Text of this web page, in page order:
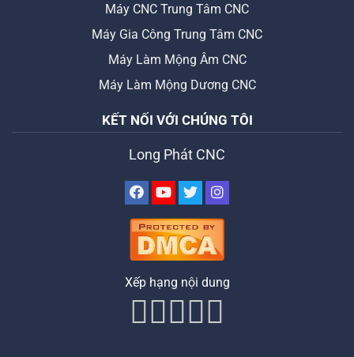
Máy CNC Trung Tâm CNC
Máy Gia Công Trung Tâm CNC
Máy Làm Mộng Âm CNC
Máy Làm Mộng Dương CNC
KẾT NỐI VỚI CHÚNG TÔI
Long Phát CNC
Xếp hạng nội dung